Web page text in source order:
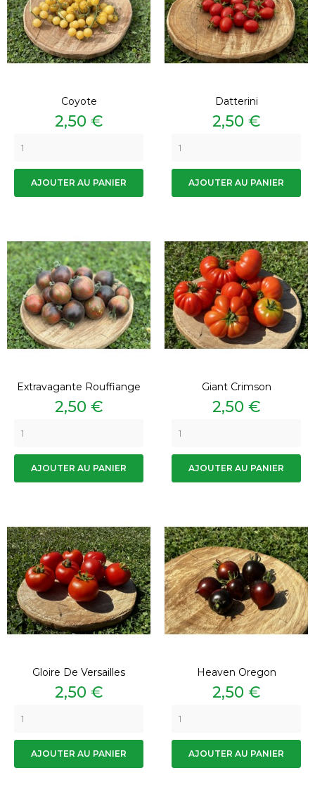
Coyote
Prix
2,50 €
AJOUTER AU PANIER
Datterini
Prix
2,50 €
AJOUTER AU PANIER
Extravagante Rouffiange
Prix
2,50 €
AJOUTER AU PANIER
Giant Crimson
Prix
2,50 €
AJOUTER AU PANIER
Gloire De Versailles
Prix
2,50 €
AJOUTER AU PANIER
Heaven Oregon
Prix
2,50 €
AJOUTER AU PANIER